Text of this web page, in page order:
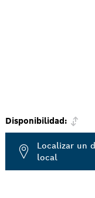
Disponibilidad:
Localizar un
local